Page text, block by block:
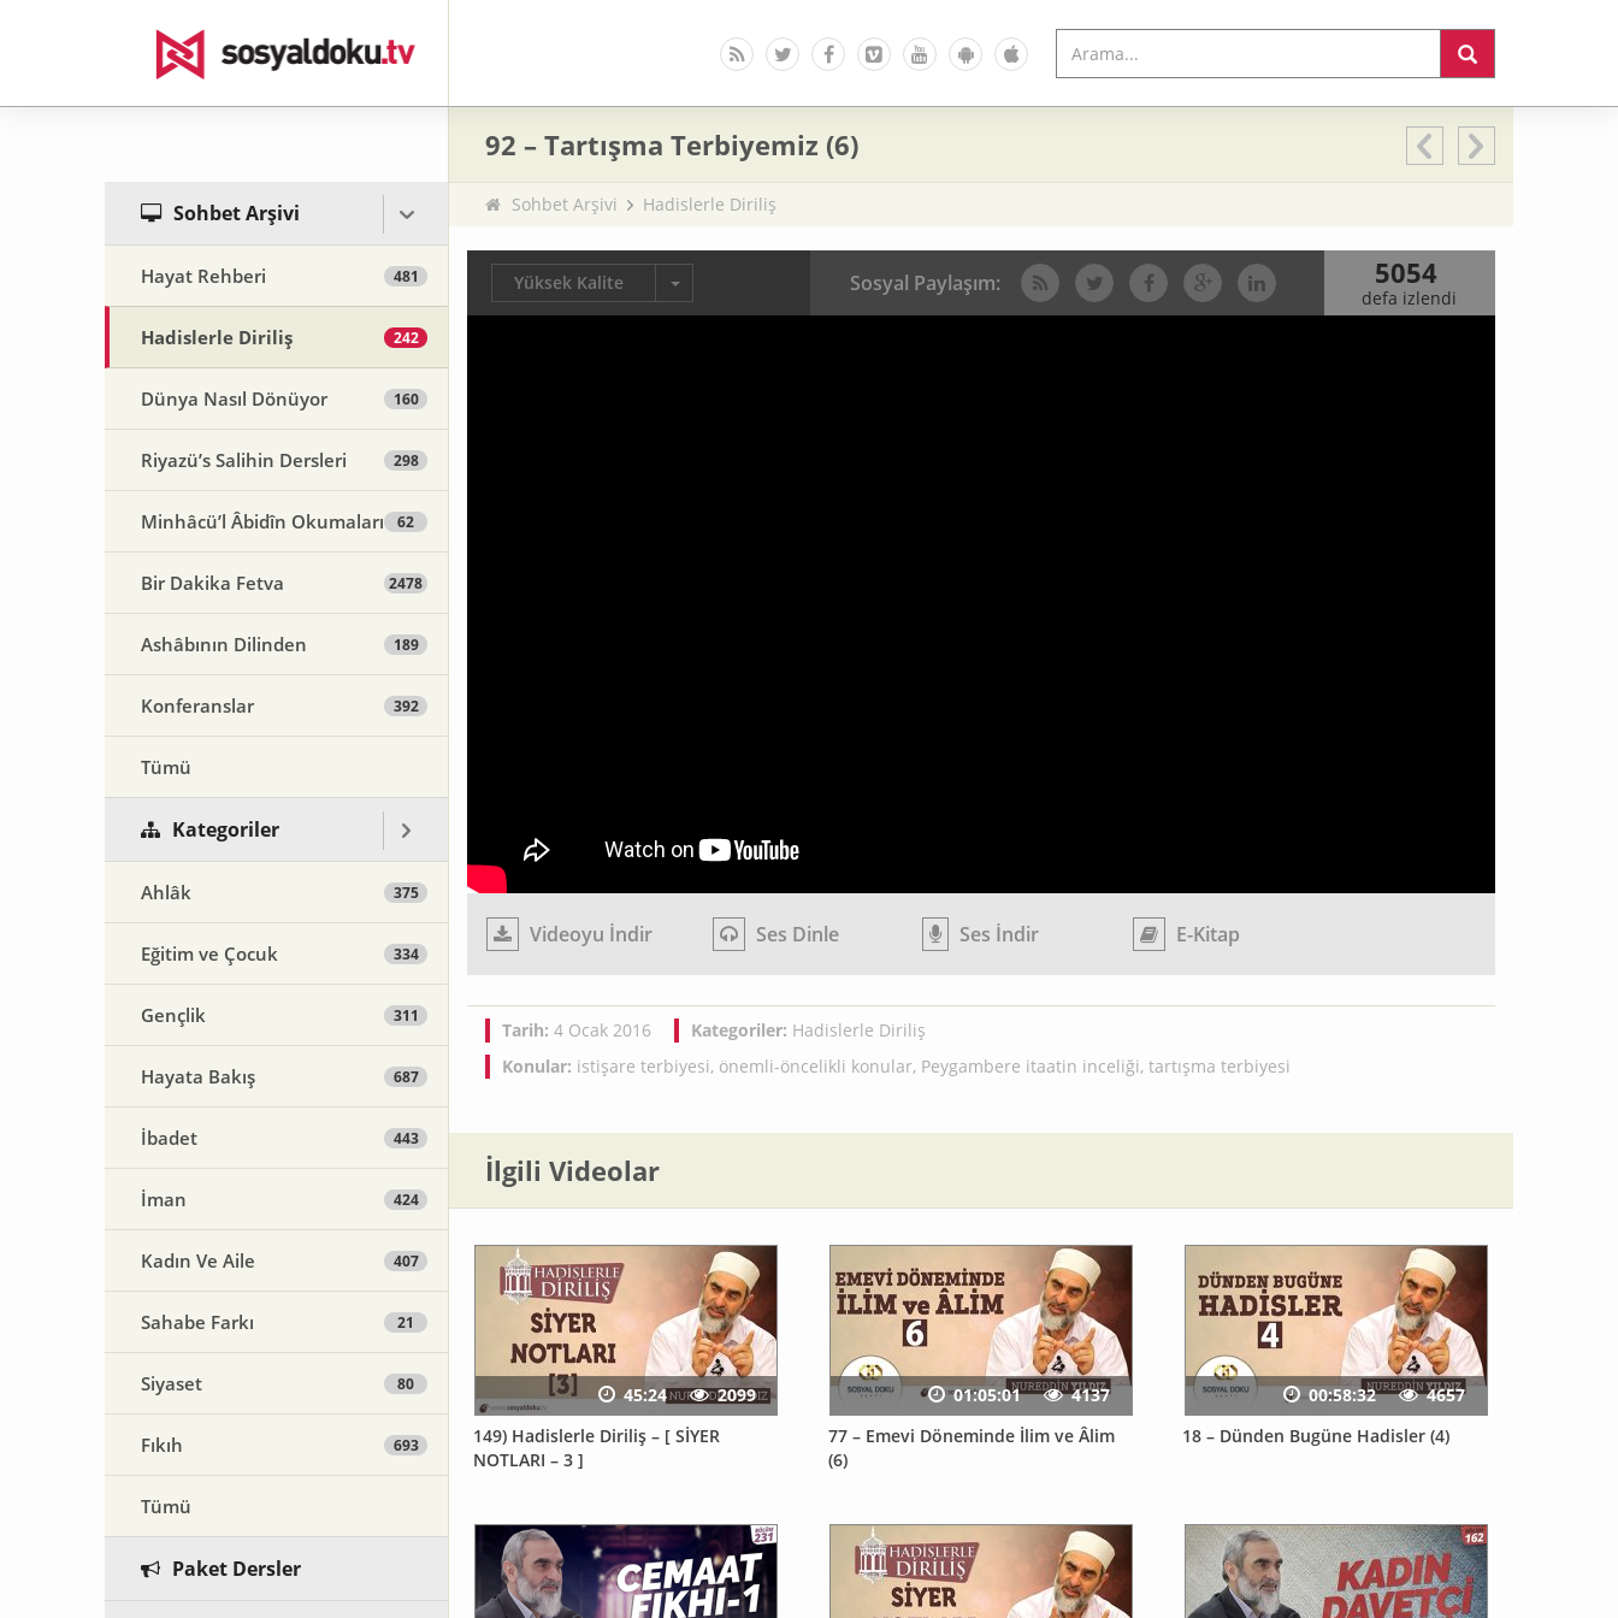
Sohbet Arşivi
Hayat Rehberi 481
Hadislerle Diriliş 242
Dünya Nasıl Dönüyor 160
Riyazü’s Salihin Dersleri 298
Minhâcü’l Âbidîn Okumaları 62
Bir Dakika Fetva 2478
Ashâbının Dilinden 189
Konferanslar 392
Tümü
Kategoriler
Ahlâk 375
Eğitim ve Çocuk 334
Gençlik 311
Hayata Bakış 687
İbadet 443
İman 424
Kadın Ve Aile 407
Sahabe Farkı 21
Siyaset 80
Fıkıh 693
Tümü
Paket Dersler
92 – Tartışma Terbiyemiz (6)
Sohbet Arşivi Hadislerle Diriliş
Yüksek Kalite Sosyal Paylaşım: 5054
defa izlendi
Videoyu İndir Ses Dinle Ses İndir E-Kitap
Tarih: 4 Ocak 2016 Kategoriler: Hadislerle Diriliş
Konular: istişare terbiyesi, önemli-öncelikli konular, Peygambere itaatin inceliği, tartışma terbiyesi
İlgili Videolar
149) Hadislerle Diriliş – [ SİYER
NOTLARI – 3 ]
45:24
2099
77 – Emevi Döneminde İlim ve Âlim
(6)
01:05:01
4137
18 – Dünden Bugüne Hadisler (4)
00:58:32 4657